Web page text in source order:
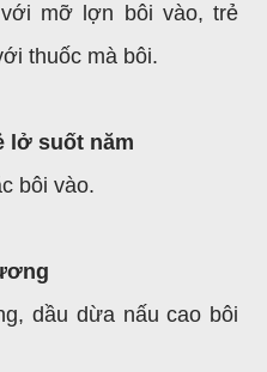
mỡ lợn bôi vào, trẻ
thuốc mà bôi.
lở suốt năm
bôi vào.
dầu dừa nấu cao bôi